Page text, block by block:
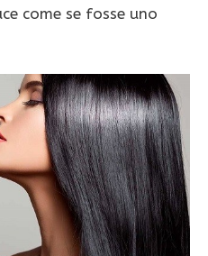
come se fosse uno